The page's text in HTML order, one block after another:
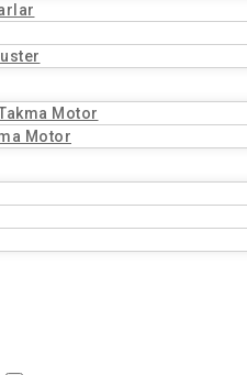
Motor
Motor